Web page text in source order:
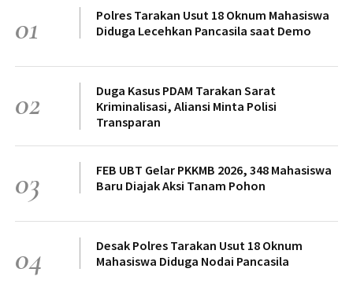
01
Polres Tarakan Usut 18 Oknum Mahasiswa
Diduga Lecehkan Pancasila saat Demo
02
Duga Kasus PDAM Tarakan Sarat
Kriminalisasi, Aliansi Minta Polisi
Transparan
03
FEB UBT Gelar PKKMB 2026, 348 Mahasiswa
Baru Diajak Aksi Tanam Pohon
04
Desak Polres Tarakan Usut 18 Oknum
Mahasiswa Diduga Nodai Pancasila